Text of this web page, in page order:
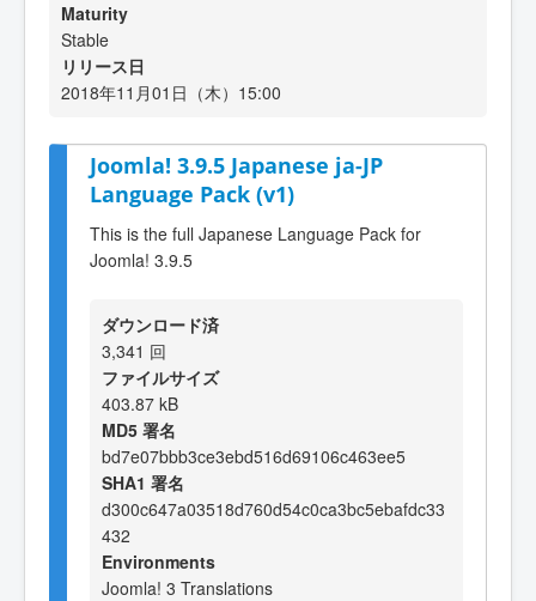
Maturity
Stable
リリース日
2018年11月01日（木）15:00
Joomla! 3.9.5 Japanese ja-JP
Language Pack (v1)
This is the full Japanese Language Pack for
Joomla! 3.9.5
ダウンロード済
3,341 回
ファイルサイズ
403.87 kB
MD5 署名
bd7e07bbb3ce3ebd516d69106c463ee5
SHA1 署名
d300c647a03518d760d54c0ca3bc5ebafdc33
432
Environments
Joomla! 3 Translations